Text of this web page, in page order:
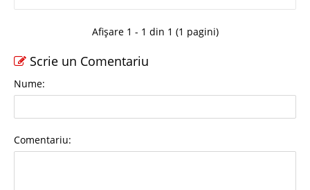
Afișare 1 - 1 din 1 (1 pagini)
Scrie un Comentariu
Nume:
Comentariu: